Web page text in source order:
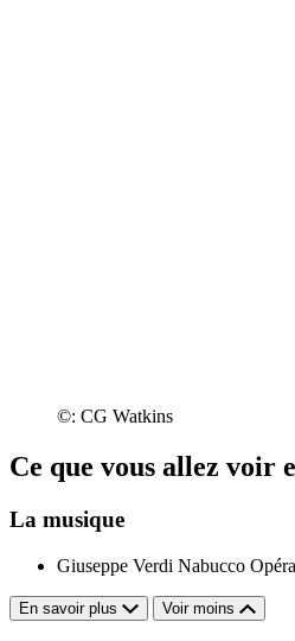
©: CG Watkins
Ce que vous allez voir
La musique
Giuseppe Verdi Nabucco
En savoir plus Voir moins